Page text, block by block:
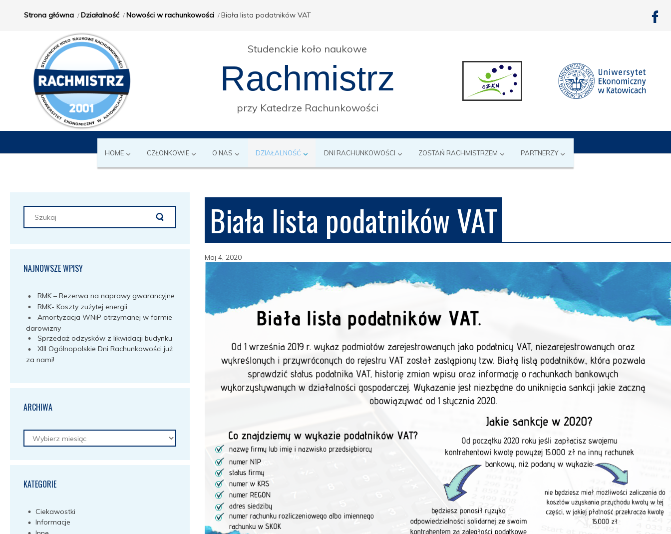
Strona główna Działalność Nowości w rachunkowości Biała lista podatników VAT
Studenckie koło naukowe
Rachmistrz
przy Katedrze Rachunkowości
HOME CZŁONKOWIE O NAS DZIAŁALNOŚĆ DNI RACHUNKOWOŚCI ZOSTAŃ RACHMISTRZEM PARTNERZY
NAJNOWSZE WPISY
RMK – Rezerwa na naprawy gwarancyjne
RMK- Koszty zużytej energii
Amortyzacja WNiP otrzymanej w formie
darowizny
Sprzedaż odzysków z likwidacji budynku
XIII Ogólnopolskie Dni Rachunkowości już
za nami!
ARCHIWA
Archiwa
KATEGORIE
Ciekawostki
Informacje
Biała lista podatników VAT
Maj 4, 2020